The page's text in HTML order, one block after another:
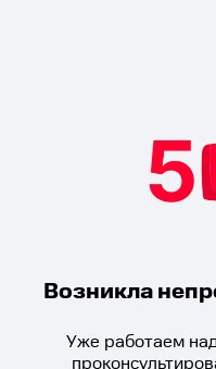
Возникла
Уже работаем